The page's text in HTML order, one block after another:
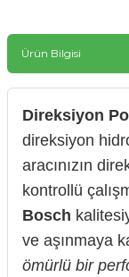
Ürün Bilgisi
Direksiyon
direksiyon
aracınızın
kontrollü
Bosch
ve aşınmaya
ömürlü bir